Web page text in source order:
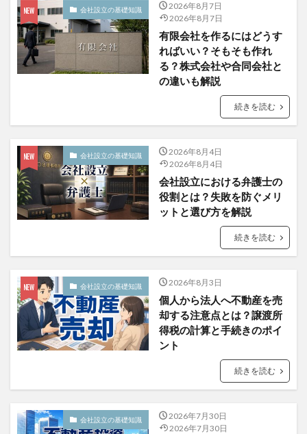
会社設立の基礎知識
2026年8月7日
2026年8月7日
有限会社を作るにはどうす
ればいい？そもそも作れ
る？株式会社や合同会社と
の違いも解説
続きを読む
会社設立の基礎知識
2026年8月4日
2026年8月4日
会社設立における弁護士の
役割とは？失敗を防ぐメリ
ットと選び方を解説
続きを読む
会社設立の基礎知識 2026年8月3日
個人から法人へ不動産を売
却する注意点とは？譲渡所
得税の計算と手続きのポイ
ント
続きを読む
会社設立の基礎知識
2026年7月30日
2026年7月30日